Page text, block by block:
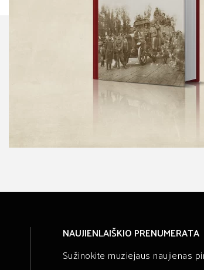
NAUJIENLAIŠKIO PRENUMERATA
Sužinokite muziejaus naujienas